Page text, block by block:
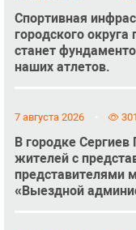
Спортивная
городского
станет
наших атлетов.
7 августа 2026 301
В городке Сергиев
жителей с
представителями
«Выездной